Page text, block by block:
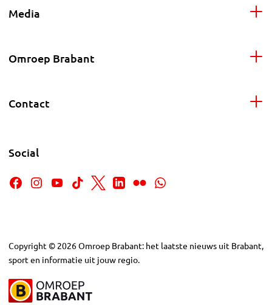
Media
Omroep Brabant
Contact
Social
Copyright © 2026Omroep Brabant: het laatste nieuws uit Brabant,
sport en informatie uit jouw regio.